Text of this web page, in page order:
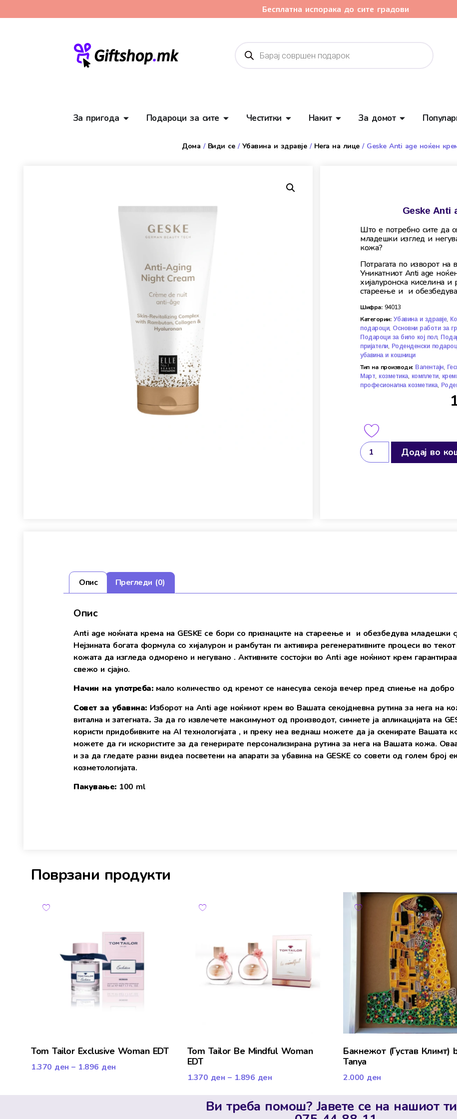
Бесплатна испорака до сите градови
За пригода Подароци за сите Честитки Накит За домот
Дома / Види се/ Убавина и здравје/ Нега на лице/ Geske Anti age ноќен
Geske Anti
Што е потребно сите да
младешки изглед и
кожа?
Потрагата по изворот на
Уникатниот Anti age
хијалуронска киселина
стареење и и
Шифра: 94013
Категории: Убавина и здравје,
подароци, Основни работи за
Подароци за било кој пол,
пријатели, Роденденски
убавина и кошници
Тип на производи: Валентајн,
Март, козметика, комплети,
професионална козметика,
Додај во
Опис Прегледи (0)
Опис
Anti age ноќната крема на GESKE се бори со признаците на стареење и и обезбедува младешки
Нејзината богата формула со хијалурон и рамбутан ги активира регенеративните процеси во
кожата да изгледа одморено и негувано . Активните состојки во Anti age ноќниот крем
свежо и сјајно.
Начин на употреба:мало количество од кремот се нанесува секоја вечер пред спиење на добро
Совет за убавина: Изборот на Anti age ноќниот крем во Вашата секојдневна рутина за нега на
витална и затегната. За да го извлечете максимумот од производот, симнете ја апликацијата на
користи придобивките на AI технологијата , и преку неа веднаш можете да ја скенирате Вашата
можете да ги искористите за да генерирате персонализирана рутина за нега на Вашата кожа.
и за да гледате разни видеа посветени на апарати за убавина на GESKE со совети од голем број
козметологијата.
Пакување:100 ml
Поврзани продукти
Tom Tailor Exclusive Woman EDT
1.370 ден – 1.896 ден
Tom Tailor Be Mindful Woman
EDT
1.370 ден – 1.896 ден
Бакнежот (Густав Климт)
Tanya
2.000 ден
Ви треба помош? Јавете се на нашиот